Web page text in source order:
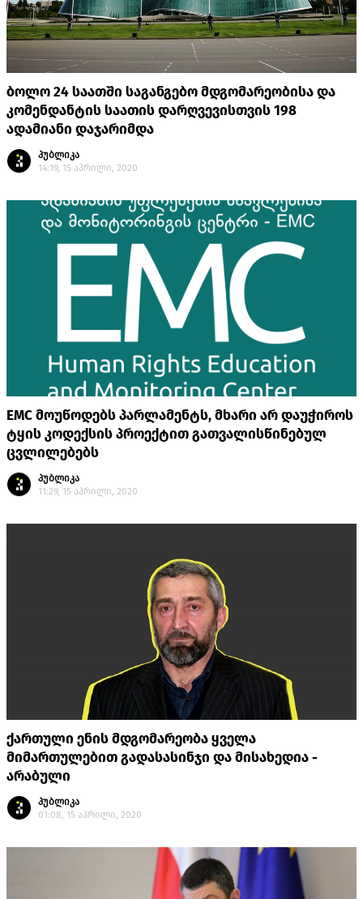
ბოლო 24 საათში საგანგებო მდგომარეობისა და
კომენდანტის საათის დარღვევისთვის 198
ადამიანი დაჯარიმდა
პუბლიკა
14:19, 15 აპრილი, 2020
EMC მოუწოდებს პარლამენტს, მხარი არ დაუჭიროს
ტყის კოდექსის პროექტით გათვალისწინებულ
ცვლილებებს
პუბლიკა
11:29, 15 აპრილი, 2020
ქართული ენის მდგომარეობა ყველა
მიმართულებით გადასასინჯი და მისახედია -
არაბული
პუბლიკა
01:08, 15 აპრილი, 2020